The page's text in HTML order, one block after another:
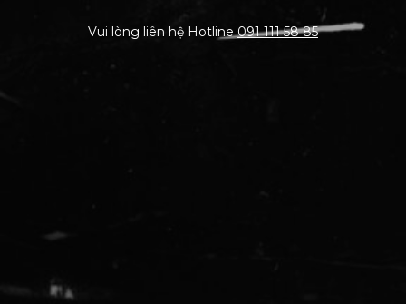
Vui lòng liên hệ Hotline091 111 58 85